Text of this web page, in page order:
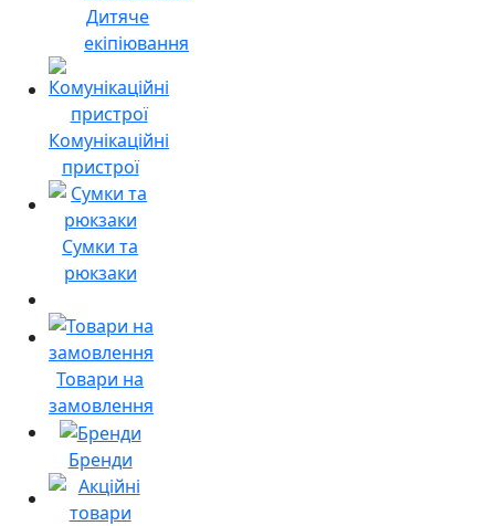
Дитяче
екіпіювання
Комунікаційні
пристрої
Сумки та
рюкзаки
Товари на
замовлення
Бренди